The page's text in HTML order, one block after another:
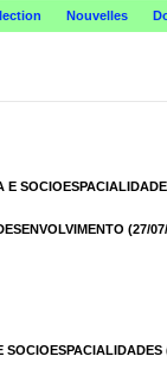
Nouvelles
(27/
SOCIOESPACIALIDADES